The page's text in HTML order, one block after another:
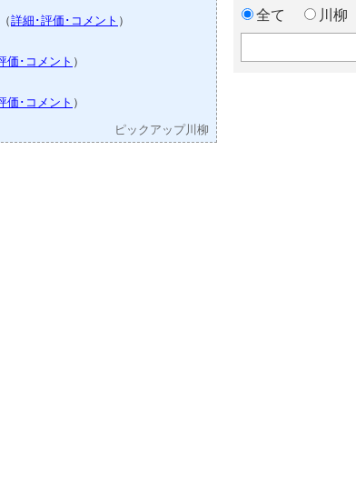
詳細･評価･コメント ）
価･コメント ）
価･コメント ）
ピックアップ川柳
全て 川柳